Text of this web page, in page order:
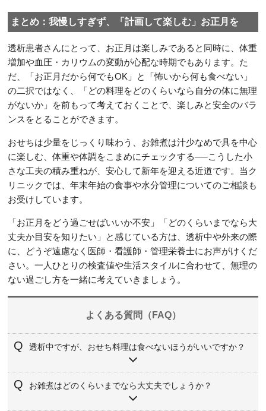
まとめ：我慢しすぎず、「計画して楽しむ」お正月を
透析患者さんにとって、お正月は楽しみであると同時に、体重
増加や血圧・カリウムの変動が心配な時期でもあります。た
だ、「お正月だから何でもOK」と「怖いから何も食べない」
の二択ではなく、「どの料理をどのくらいなら自分の体に無理
がないか」を前もって考えておくことで、楽しみと安全のバラ
ンスをとることができます。
おせちは少量をじっくり味わう、お雑煮は汁少なめで具を中心
に楽しむ、体重や体調をこまめにチェックする──こうした小
さな工夫の積み重ねが、安心して新年を迎える近道です。当ク
リニックでは、年末年始の食事や水分管理についてのご相談も
お受けしています。
「お正月をどう過ごせばいいか不安」「どのくらいまでなら大
丈夫か目安を知りたい」と感じている方は、透析中や外来の際
に、どうぞ遠慮なく医師・看護師・管理栄養士にお声がけくだ
さい。一人ひとりの検査値や生活スタイルに合わせて、無理の
ない過ごし方を一緒に考えていきましょう。
よくある質問（FAQ）
透析中ですが、おせち料理は食べないほうがいいですか？
おせち料理そのものが「食べてはいけないもの」というわ
けではありません。ただ、塩分やカリウム、リン、糖分が
お雑煮はどのくらいまでなら大丈夫でしょうか？